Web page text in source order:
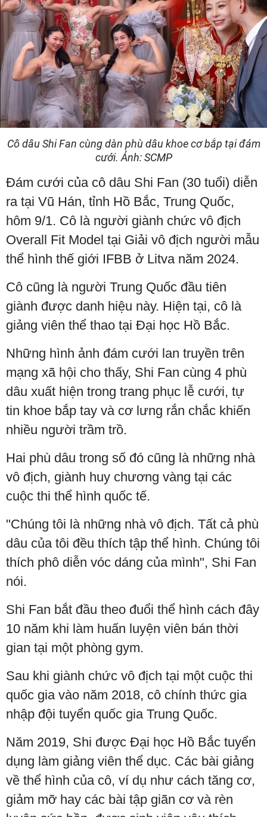
Cô dâu Shi Fan cùng dàn phù dâu khoe cơ bắp tại đám
cưới. Ảnh: SCMP
Đám cưới của cô dâu Shi Fan (30 tuổi) diễn
ra tại Vũ Hán, tỉnh Hồ Bắc, Trung Quốc,
hôm 9/1. Cô là người giành chức vô địch
Overall Fit Model tại Giải vô địch người mẫu
thể hình thế giới IFBB ở Litva năm 2024.
Cô cũng là người Trung Quốc đầu tiên
giành được danh hiệu này. Hiện tại, cô là
giảng viên thể thao tại Đại học Hồ Bắc.
Những hình ảnh đám cưới lan truyền trên
mạng xã hội cho thấy, Shi Fan cùng 4 phù
dâu xuất hiện trong trang phục lễ cưới, tự
tin khoe bắp tay và cơ lưng rắn chắc khiến
nhiều người trầm trồ.
Hai phù dâu trong số đó cũng là những nhà
vô địch, giành huy chương vàng tại các
cuộc thi thể hình quốc tế.
"Chúng tôi là những nhà vô địch. Tất cả phù
dâu của tôi đều thích tập thể hình. Chúng tôi
thích phô diễn vóc dáng của mình", Shi Fan
nói.
Shi Fan bắt đầu theo đuổi thể hình cách đây
10 năm khi làm huấn luyện viên bán thời
gian tại một phòng gym.
Sau khi giành chức vô địch tại một cuộc thi
quốc gia vào năm 2018, cô chính thức gia
nhập đội tuyển quốc gia Trung Quốc.
Năm 2019, Shi được Đại học Hồ Bắc tuyển
dụng làm giảng viên thể dục. Các bài giảng
về thể hình của cô, ví dụ như cách tăng cơ,
giảm mỡ hay các bài tập giãn cơ và rèn